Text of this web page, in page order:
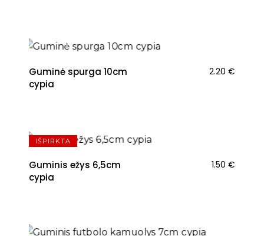
Guminė spurga 10cm
cypia
2.20 €
IŠPIRKTA
Guminis ežys 6,5cm
cypia
1.50 €